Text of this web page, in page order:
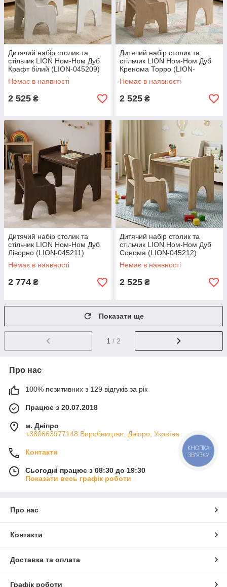
Дитячий набір столик та
стільчик LION Ном-Ном Дуб
Крафт білий (LION-045209)
Немає в наявності
2 525 ₴
Дитячий набір столик та
стільчик LION Ном-Ном Дуб
Кренома Торро (LION-
045210)
Немає в наявності
2 525 ₴
Дитячий набір столик та
стільчик LION Ном-Ном Дуб
Ліворно (LION-045211)
Немає в наявності
2 774 ₴
Дитячий набір столик та
стільчик LION Ном-Ном Дуб
Сонома (LION-045212)
Немає в наявності
2 525 ₴
Показати ще
1 / 2
Про нас
100% позитивних з 129 відгуків за рік
Працює з 20.07.2018
м. Дніпро
+380663977148 Виробництво, Дніпро, Україна
Контакти
Сьогодні працює з 08:30 до 19:30
Показати весь графік роботи
Про нас
Контакти
Доставка та оплата
Графік роботи
КНОПКА
ЗВ'ЯЗКУ